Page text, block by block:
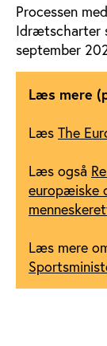
Processen
Idrætscharter
september
Læs mere
Læs The
Læs også
europæiske
Læs mere